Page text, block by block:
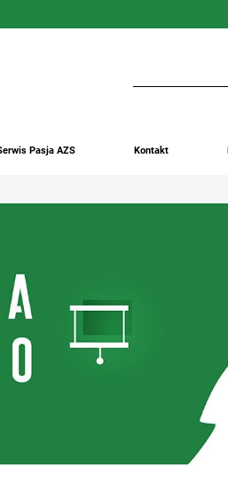
Pasja AZS Kontakt